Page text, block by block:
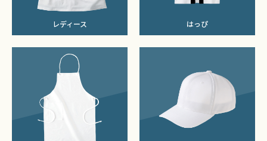
レディース はっぴ